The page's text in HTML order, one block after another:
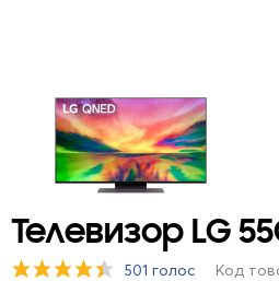
Телевизор LG
501 голос Код